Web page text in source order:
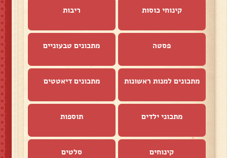
קינוחי כוסות ריבות
פסטה מתכונים טבעוניים
מתכונים למנות ראשונות מתכונים דיאטטים
מתכוני ילדים תוספות
קינוחים סלטים